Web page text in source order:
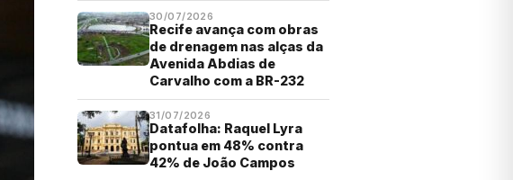
30/07/2026
Recife avança com obras
de drenagem nas alças da
Avenida Abdias de
Carvalho com a BR-232
31/07/2026
Datafolha: Raquel Lyra
pontua em 48% contra
42% de João Campos